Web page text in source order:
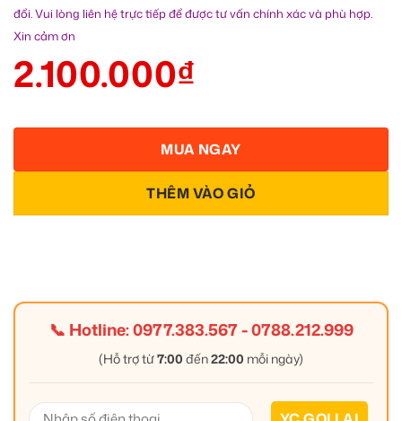
đổi. Vui lòng liên hệ trực tiếp để được tư vấn chính xác và phù hợp.
Xin cảm ơn
2.100.000₫
THÊM VÀO GIỎ
MUA NGAY
📞 Hotline:0977.383.567-0788.212.999
(Hỗ trợ từ7:00 đến22:00 mỗi ngày)